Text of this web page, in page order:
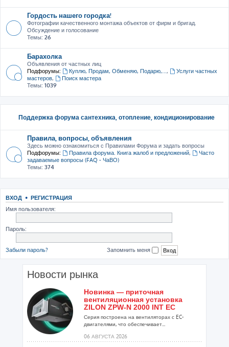
Гордость нашего городка!
Фотографии качественного монтажа объектов от фирм и бригад.
Обсуждение и голосование
Темы: 26
Барахолка
Объявления от частных лиц
Подфорумы:
Куплю, Продам, Обменяю, Подарю,...,
Услуги частных
мастеров,
Поиск мастера
Темы: 1039
Поддержка форума сантехника, отопление, кондиционирование
Правила, вопросы, объявления
Здесь можно ознакомиться с Правилами Форума и задать вопросы
Подфорумы:
Правила форума. Книга жалоб и предложений,
Часто
задаваемые вопросы (FAQ - ЧаВО)
Темы: 374
ВХОД • РЕГИСТРАЦИЯ
Имя пользователя:
Пароль:
Забыли пароль? Запомнить меня
Новости рынка
Новинка — приточная
вентиляционная установка
ZILON ZPW-N 2000 INT EC
Серия построена на вентиляторах с EC-
двигателями, что обеспечивает...
06 АВГУСТА 2026